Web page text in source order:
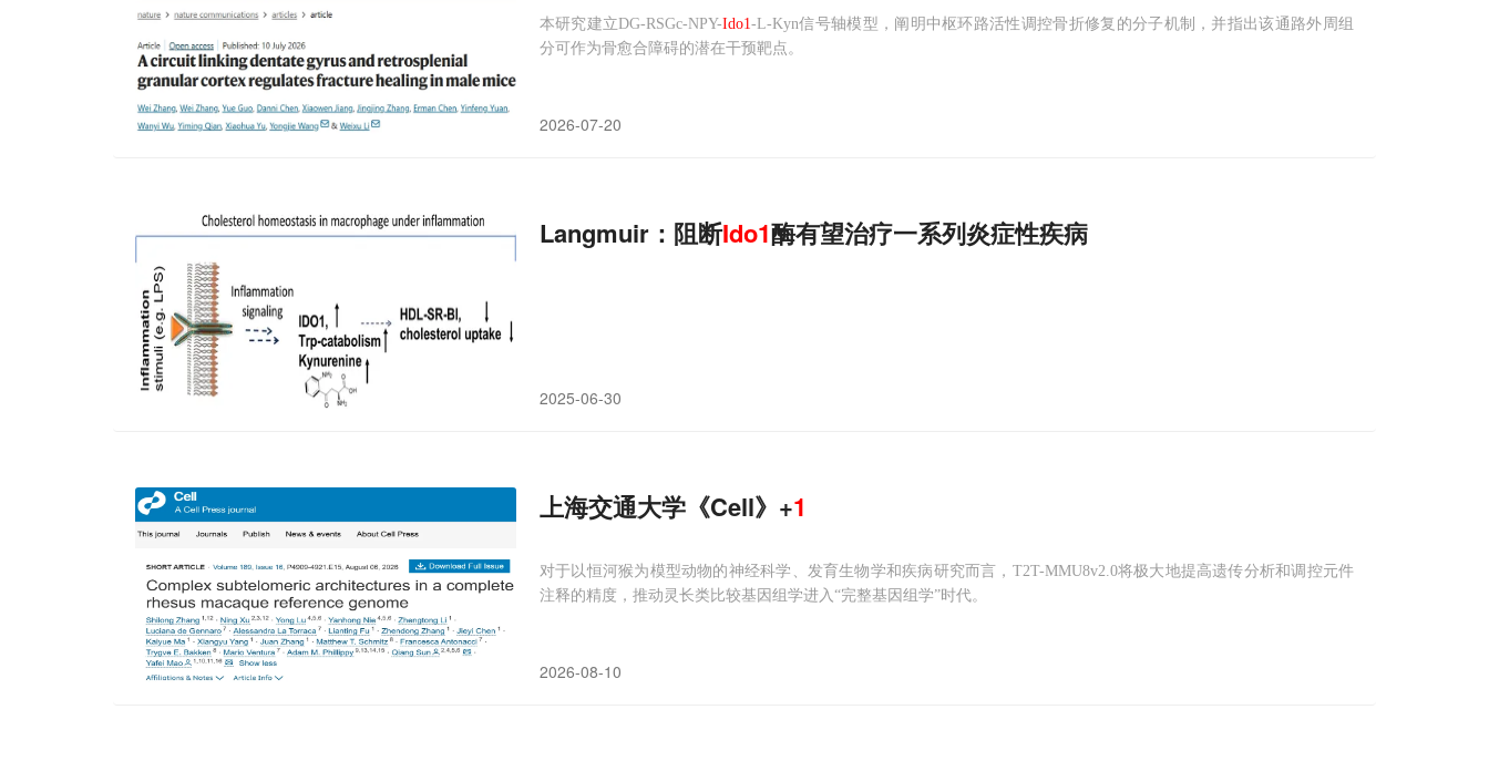
本研究建立DG-RSGc-NPY-Ido1-L-Kyn信号轴模型，阐明中枢环路活性调控骨折修复的分子机制，并指出该通路外周组
分可作为骨愈合障碍的潜在干预靶点。
2026-07-20
Langmuir：阻断Ido1酶有望治疗一系列炎症性疾病
2025-06-30
上海交通大学《Cell》+1
对于以恒河猴为模型动物的神经科学、发育生物学和疾病研究而言，T2T-MMU8v2.0将极大地提高遗传分析和调控元件
注释的精度，推动灵长类比较基因组学进入“完整基因组学”时代。
2026-08-10